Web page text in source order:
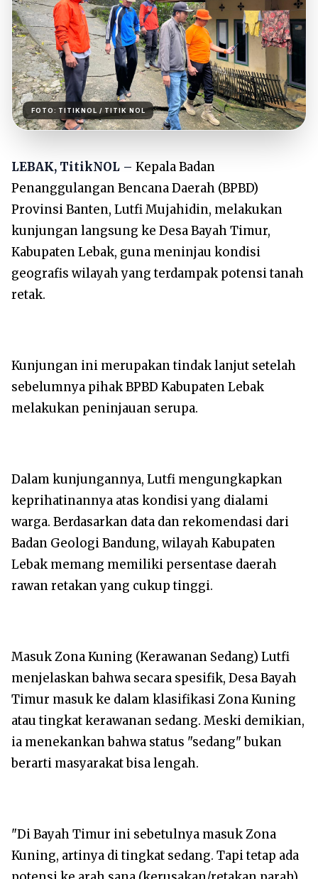
FOTO: TITIKNOL / TITIK NOL
LEBAK, TitikNOL – Kepala Badan
Penanggulangan Bencana Daerah (BPBD)
Provinsi Banten, Lutfi Mujahidin, melakukan
kunjungan langsung ke Desa Bayah Timur,
Kabupaten Lebak, guna meninjau kondisi
geografis wilayah yang terdampak potensi tanah
retak.
Kunjungan ini merupakan tindak lanjut setelah
sebelumnya pihak BPBD Kabupaten Lebak
melakukan peninjauan serupa.
​Dalam kunjungannya, Lutfi mengungkapkan
keprihatinannya atas kondisi yang dialami
warga. Berdasarkan data dan rekomendasi dari
Badan Geologi Bandung, wilayah Kabupaten
Lebak memang memiliki persentase daerah
rawan retakan yang cukup tinggi.
​Masuk Zona Kuning (Kerawanan Sedang) Lutfi
menjelaskan bahwa secara spesifik, Desa Bayah
Timur masuk ke dalam klasifikasi Zona Kuning
atau tingkat kerawanan sedang. Meski demikian,
ia menekankan bahwa status "sedang" bukan
berarti masyarakat bisa lengah.
​"Di Bayah Timur ini sebetulnya masuk Zona
Kuning, artinya di tingkat sedang. Tapi tetap ada